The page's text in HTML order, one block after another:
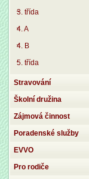
3. třída
4. A
4. B
5. třída
Stravování
Školní družina
Zájmová činnost
Poradenské služby
EVVO
Pro rodiče